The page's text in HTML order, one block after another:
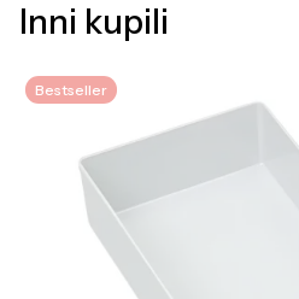
Inni kupili
Bestseller